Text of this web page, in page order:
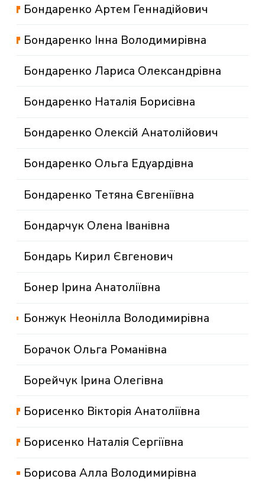
Бондаренко Артем Геннадійович
Бондаренко Інна Володимирівна
Бондаренко Лариса Олександрівна
Бондаренко Наталія Борисівна
Бондаренко Олексій Анатолійович
Бондаренко Ольга Едуардівна
Бондаренко Тетяна Євгеніївна
Бондарчук Олена Іванівна
Бондарь Кирил Євгенович
Бонер Ірина Анатоліївна
Бонжук Неонілла Володимирівна
Борачок Ольга Романівна
Борейчук Ірина Олегівна
Борисенко Вікторія Анатоліївна
Борисенко Наталія Сергіївна
Борисова Алла Володимирівна